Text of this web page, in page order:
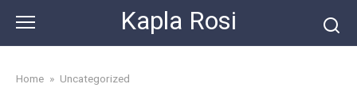
content
Kapla Rosi
Home » Uncategorized